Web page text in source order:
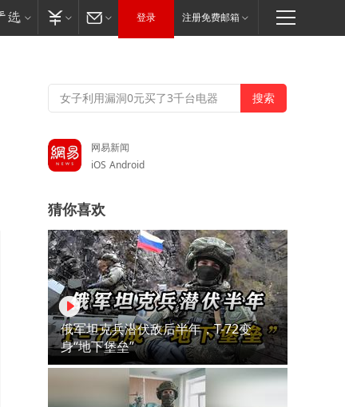
登录 注册免费邮箱
网易新闻
iOS Android
猜你喜欢
俄军坦克兵潜伏敌后半年，T-72变
身“地下堡垒”